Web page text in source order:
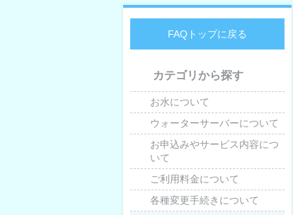
FAQトップに戻る
カテゴリから探す
お水について
ウォーターサーバーについて
お申込みやサービス内容につ
いて
ご利用料金について
各種変更手続きについて